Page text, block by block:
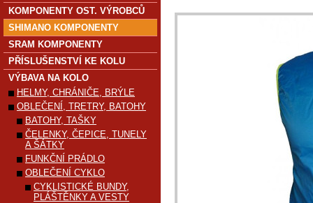
KOMPONENTY OST. VÝROBCŮ
SHIMANO KOMPONENTY
SRAM KOMPONENTY
PŘÍSLUŠENSTVÍ KE KOLU
VÝBAVA NA KOLO
HELMY, CHRÁNIČE, BRÝLE
OBLEČENÍ, TRETRY, BATOHY
BATOHY, TAŠKY
ČELENKY, ČEPICE, TUNELY
A ŠÁTKY
FUNKČNÍ PRÁDLO
OBLEČENÍ CYKLO
CYKLISTICKÉ BUNDY,
PLÁŠTĚNKY A VESTY